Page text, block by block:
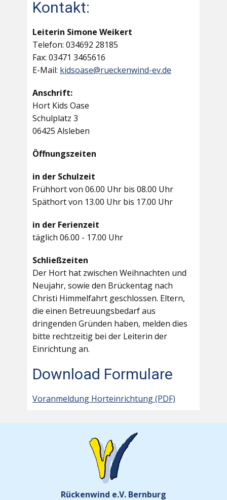
Kontakt:
Leiterin Simone Weikert
Telefon: 034692 28185
Fax: 03471 3465616
E-Mail: kidsoase@rueckenwind-ev.de
Anschrift:
Hort Kids Oase
Schulplatz 3
06425 Alsleben
Öffnungszeiten
in der Schulzeit
Frühhort von 06.00 Uhr bis 08.00 Uhr
Späthort von 13.00 Uhr bis 17.00 Uhr
in der Ferienzeit
täglich 06.00 - 17.00 Uhr
Schließzeiten
Der Hort hat zwischen Weihnachten und
Neujahr, sowie den Brückentag nach
Christi Himmelfahrt geschlossen. Eltern,
die einen Betreuungsbedarf aus
dringenden Gründen haben, melden dies
bitte rechtzeitig bei der Leiterin der
Einrichtung an.
Download Formulare
Voranmeldung Horteinrichtung (PDF)
Rückenwind e.V. Bernburg